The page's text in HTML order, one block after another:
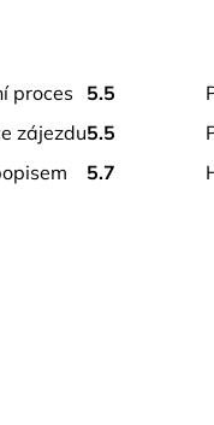
proces 5.5
zájezdu5.5
5.7